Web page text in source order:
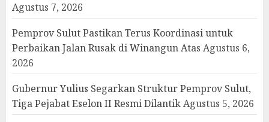
Agustus 7, 2026
Pemprov Sulut Pastikan Terus Koordinasi untuk
Perbaikan Jalan Rusak di Winangun Atas Agustus 6,
2026
Gubernur Yulius Segarkan Struktur Pemprov Sulut,
Tiga Pejabat Eselon II Resmi DilantikAgustus 5, 2026